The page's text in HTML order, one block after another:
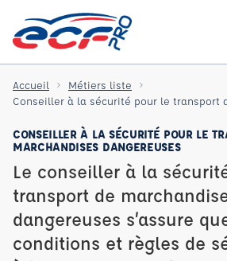
Accueil
Métiers liste
CONSEILLER À LA SÉCURITÉ POUR LE
MARCHANDISES DANGEREUSES
Le conseiller à la
transport de
dangereuses s’assure
conditions et règles de